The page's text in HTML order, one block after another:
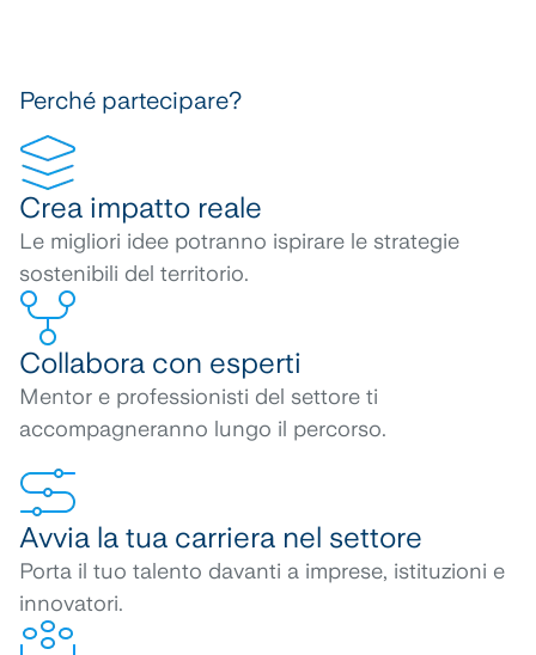
Perché partecipare?
Crea impatto reale
Le migliori idee potranno ispirare le strategie
sostenibili del territorio.
Collabora con esperti
Mentor e professionisti del settore ti
accompagneranno lungo il percorso.
Avvia la tua carriera nel settore
Porta il tuo talento davanti a imprese, istituzioni e
innovatori.